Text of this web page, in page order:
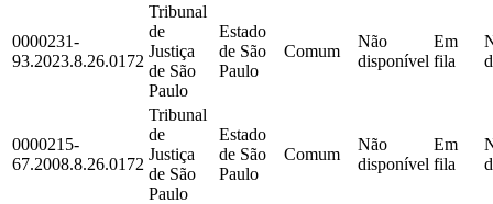
0000231-
93.2023.8.26.0172
Tribunal
de
Justiça
de São
Paulo
Estado
de São
Paulo
Comum
Não
disponível
Em
fila
0000215-
67.2008.8.26.0172
Tribunal
de
Justiça
de São
Paulo
Estado
de São
Paulo
Comum
Não
disponível
Em
fila